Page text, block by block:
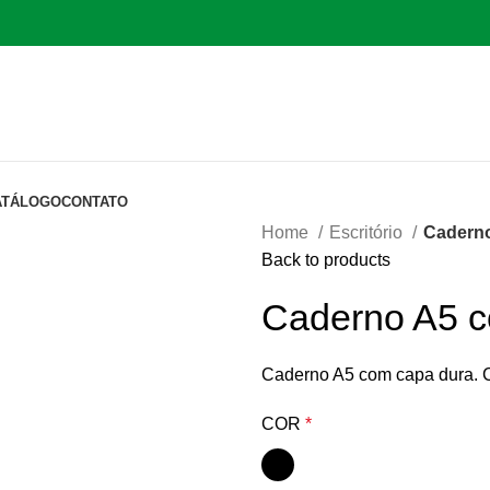
CONTATO
Home Escritório
Back to products
Caderno A5
Caderno A5 com capa dura.
COR *